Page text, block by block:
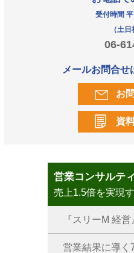
受付時間
（土日
06-
メールお問合せ
お
資
営業コンサルテ
売上1.5倍を実現
『スリーM 経
営業結果に導く